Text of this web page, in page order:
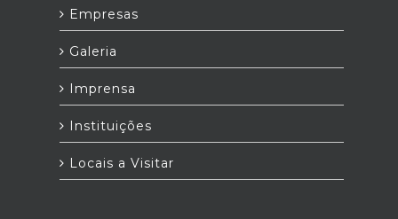
Empresas
Galeria
Imprensa
Instituições
Locais a Visitar